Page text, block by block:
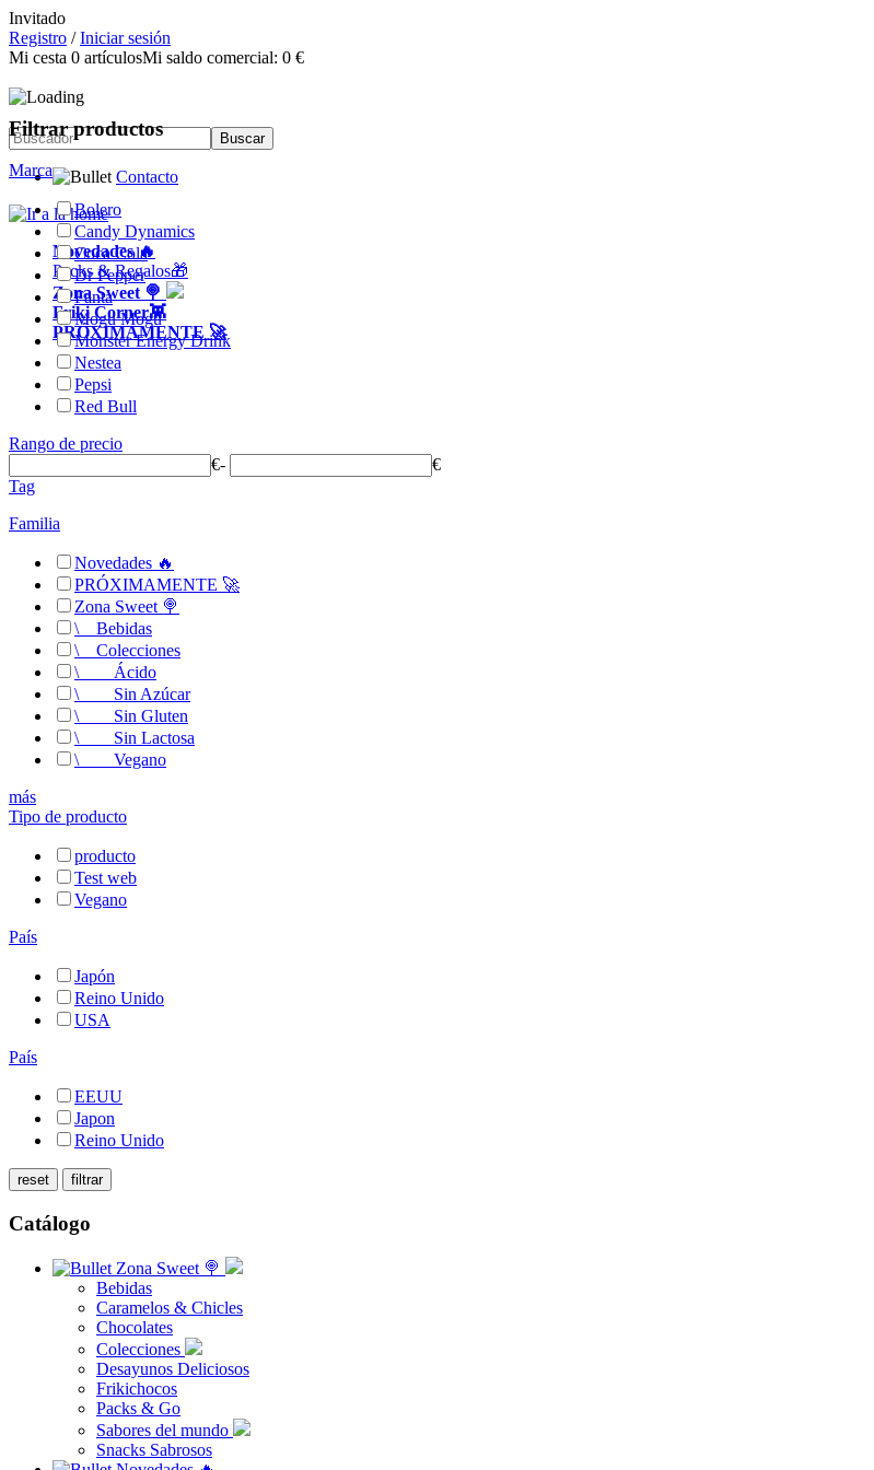
Invitado
Registro /Iniciar sesión
Mi cesta 0 artículosMi saldo comercial: 0 €
Contacto
Novedades 🔥
Packs & Regalos🎁
Zona Sweet 🍭
Friki Corner👾
PRÓXIMAMENTE 🚀
Filtrar productos
Marca
Bolero
Candy Dynamics
Coca Cola
Dr Pepper
Fanta
Mogu Mogu
Monster Energy Drink
Nestea
Pepsi
Red Bull
Rango de precio
€-
€
Tag
Familia
Novedades 🔥
PRÓXIMAMENTE 🚀
Zona Sweet 🍭
\__ Bebidas
\__ Colecciones
\__
Ácido
\__
Sin Azúcar
\__
Sin Gluten
\__
Sin Lactosa
\__
Vegano
más
Tipo de producto
producto
Test web
Vegano
País
Japón
Reino Unido
USA
País
EEUU
Japon
Reino Unido
Catálogo
Zona Sweet 🍭
Bebidas
Caramelos & Chicles
Chocolates
Colecciones
Desayunos Deliciosos
Frikichocos
Packs & Go
Sabores del mundo
Snacks Sabrosos